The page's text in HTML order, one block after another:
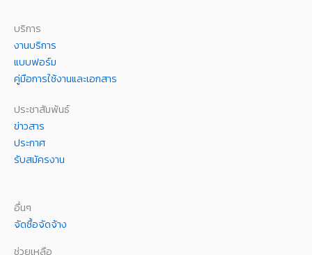
บริการ
งานบริการ
แบบฟอร์ม
คู่มือการใช้งานและเอกสาร
ประชาสัมพันธ์
ข่าวสาร
ประกาศ
รับสมัครงาน
อื่นๆ
จัดซื้อจัดจ้าง
ช่วยเหลือ